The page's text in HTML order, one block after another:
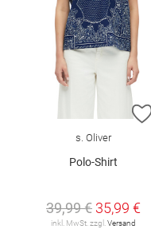
s. Oliver
Polo-Shirt
39,99 € 35,99 €
inkl. MwSt. zzgl.Versand